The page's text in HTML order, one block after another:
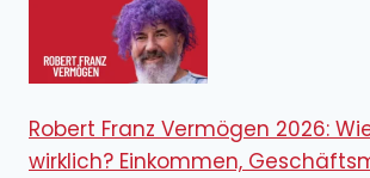
Robert Franz Vermögen 2026:
wirklich? Einkommen,